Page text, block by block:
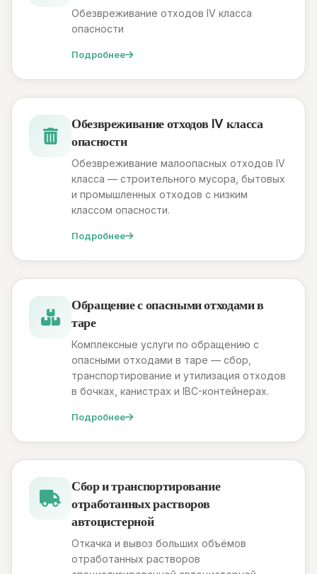
Обезвреживание отходов IV класса
опасности
Подробнее
Обезвреживание отходов IV класса
опасности
Обезвреживание малоопасных отходов IV
класса — строительного мусора, бытовых
и промышленных отходов с низким
классом опасности.
Подробнее
Обращение с опасными отходами в
таре
Комплексные услуги по обращению с
опасными отходами в таре — сбор,
транспортирование и утилизация отходов
в бочках, канистрах и IBC-контейнерах.
Подробнее
Сбор и транспортирование
отработанных растворов
автоцистерной
Откачка и вывоз больших объёмов
отработанных растворов